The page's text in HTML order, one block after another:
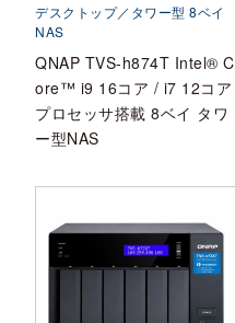
デスクトップ／タワー型 8ベイ
NAS
QNAP TVS-h874T Intel® C
ore™ i9 16コア / i7 12コア
プロセッサ搭載 8ベイ タワ
ー型NAS